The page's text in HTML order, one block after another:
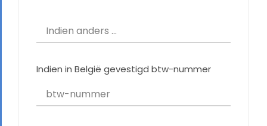
Indien in België gevestigd btw-nummer